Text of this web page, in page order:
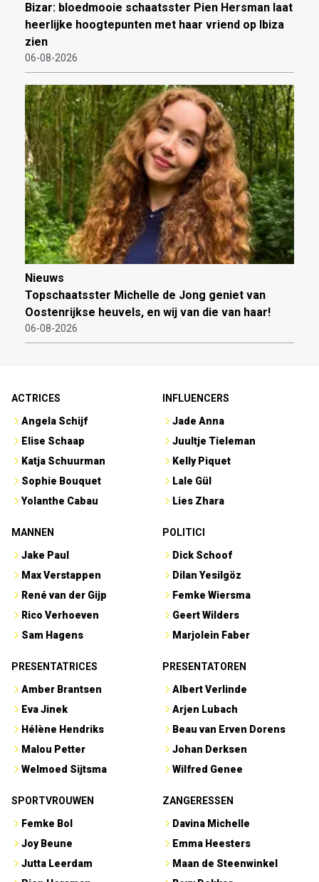
Bizar: bloedmooie schaatsster Pien Hersman laat
heerlijke hoogtepunten met haar vriend op Ibiza
zien
06-08-2026
Nieuws
Topschaatsster Michelle de Jong geniet van
Oostenrijkse heuvels, en wij van die van haar!
06-08-2026
ACTRICES
Angela Schijf
Elise Schaap
Katja Schuurman
Sophie Bouquet
Yolanthe Cabau
INFLUENCERS
Jade Anna
Juultje Tieleman
Kelly Piquet
Lale Gül
Lies Zhara
MANNEN
Jake Paul
Max Verstappen
René van der Gijp
Rico Verhoeven
Sam Hagens
POLITICI
Dick Schoof
Dilan Yesilgöz
Femke Wiersma
Geert Wilders
Marjolein Faber
PRESENTATRICES
Amber Brantsen
Eva Jinek
Hélène Hendriks
Malou Petter
Welmoed Sijtsma
PRESENTATOREN
Albert Verlinde
Arjen Lubach
Beau van Erven Dorens
Johan Derksen
Wilfred Genee
SPORTVROUWEN
Femke Bol
Joy Beune
Jutta Leerdam
ZANGERESSEN
Davina Michelle
Emma Heesters
Maan de Steenwinkel